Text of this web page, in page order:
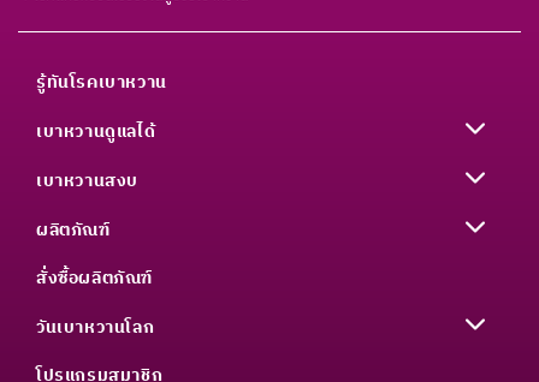
รู้ทันโรคเบาหวาน
เบาหวานดูแลได้
เบาหวานสงบ
ผลิตภัณฑ์
สั่งซื้อผลิตภัณฑ์
วันเบาหวานโลก
โปรแกรมสมาชิก